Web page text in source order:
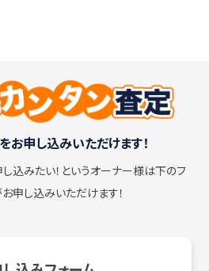
お申し込みいただけます！
込みたい！ というオーナー様は下のフ
申し込みいただけます！